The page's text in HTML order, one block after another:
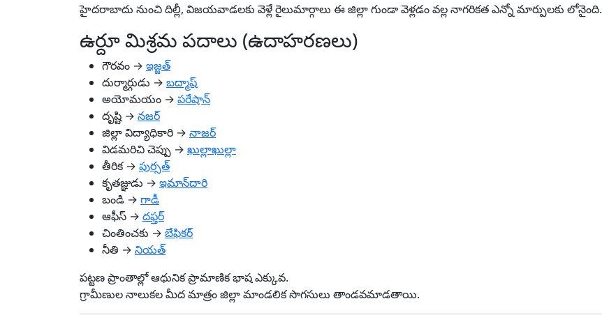
హైదరాబాదు నుంచి దిల్లీ, విజయవాడలకు వెళ్లే రైలుమార్గాలు ఈ జిల్లా గుండా వెళ్లడం వల్ల నాగరికత ఎన్నో మార్పులకు లోనైంది.
ఉర్దూ మిశ్రమ పదాలు (ఉదాహరణలు)
గౌరవం → ఇజ్జత్
దుర్మార్గుడు → బద్మాష్
అయోమయం → పరేషాన్
దృష్టి → నజర్
జిల్లా విద్యాధికారి → నాజర్
విడమరిచి చెప్పు → ఖుల్లాఖుల్లా
తీరిక → పుర్సత్
కృతజ్ఞుడు → ఇమాన్‌దారి
బండి → గాడీ
ఆఫీస్ → దఫ్తర్
చింతించకు → బేఫికర్
నీతి → నియత్
పట్టణ ప్రాంతాల్లో ఆధునిక ప్రామాణిక భాష ఎక్కువ.
గ్రామీణుల నాలుకల మీద మాత్రం జిల్లా మాండలిక సొగసులు తాండవమాడతాయి.